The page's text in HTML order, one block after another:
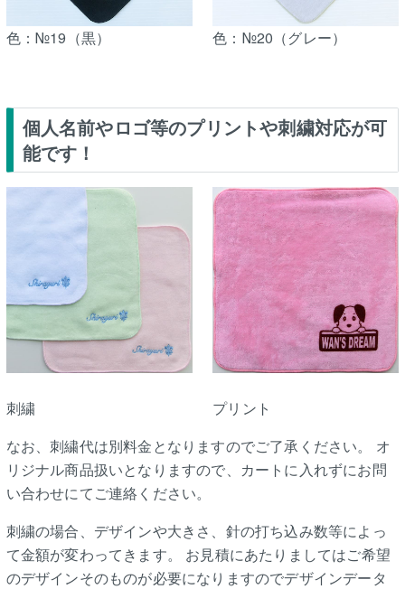
色：№19（黒） 色：№20（グレー）
個人名前やロゴ等のプリントや刺繍対応が可
能です！
刺繍
プリント
なお、刺繍代は別料金となりますのでご了承ください。 オ
リジナル商品扱いとなりますので、カートに入れずにお問
い合わせにてご連絡ください。
刺繍の場合、デザインや大きさ、針の打ち込み数等によっ
て金額が変わってきます。 お見積にあたりましてはご希望
のデザインそのものが必要になりますのでデザインデータ